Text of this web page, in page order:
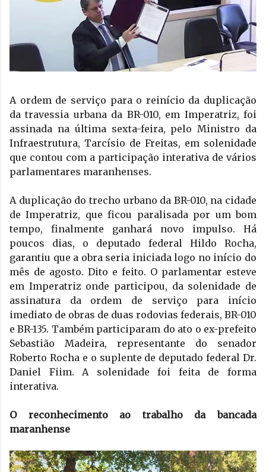
A ordem de serviço para o reinício da duplicação
da travessia urbana da BR-010, em Imperatriz, foi
assinada na última sexta-feira, pelo Ministro da
Infraestrutura, Tarcísio de Freitas, em solenidade
que contou com a participação interativa de vários
parlamentares maranhenses.
A duplicação do trecho urbano da BR-010, na cidade
de Imperatriz, que ficou paralisada por um bom
tempo, finalmente ganhará novo impulso. Há
poucos dias, o deputado federal Hildo Rocha,
garantiu que a obra seria iniciada logo no início do
mês de agosto. Dito e feito. O parlamentar esteve
em Imperatriz onde participou, da solenidade de
assinatura da ordem de serviço para início
imediato de obras de duas rodovias federais, BR-010
e BR-135. Também participaram do ato o ex-prefeito
Sebastião Madeira, representante do senador
Roberto Rocha e o suplente de deputado federal Dr.
Daniel Fiim. A solenidade foi feita de forma
interativa.
O reconhecimento ao trabalho da bancada
maranhense